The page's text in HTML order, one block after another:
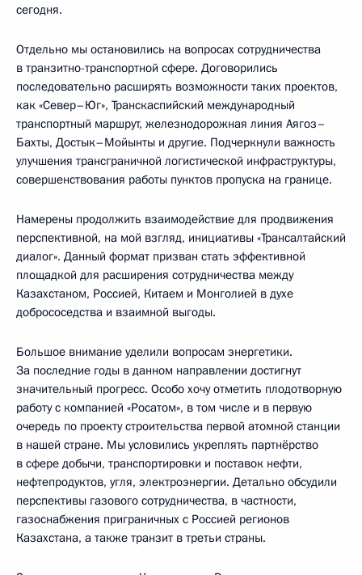
сегодня.
Отдельно мы остановились на вопросах сотрудничества
в транзитно-транспортной сфере. Договорились
последовательно расширять возможности таких проектов,
как «Север–Юг», Транскаспийский международный
транспортный маршрут, железнодорожная линия Аягоз–
Бахты, Достык–Мойынты и другие. Подчеркнули важность
улучшения трансграничной логистической инфраструктуры,
совершенствования работы пунктов пропуска на границе.
Намерены продолжить взаимодействие для продвижения
перспективной, на мой взгляд, инициативы «Трансалтайский
диалог». Данный формат призван стать эффективной
площадкой для расширения сотрудничества между
Казахстаном, Россией, Китаем и Монголией в духе
добрососедства и взаимной выгоды.
Большое внимание уделили вопросам энергетики.
За последние годы в данном направлении достигнут
значительный прогресс. Особо хочу отметить плодотворную
работу с компанией «Росатом», в том числе и в первую
очередь по проекту строительства первой атомной станции
в нашей стране. Мы условились укреплять партнёрство
в сфере добычи, транспортировки и поставок нефти,
нефтепродуктов, угля, электроэнергии. Детально обсудили
перспективы газового сотрудничества, в частности,
газоснабжения приграничных с Россией регионов
Казахстана, а также транзит в третьи страны.